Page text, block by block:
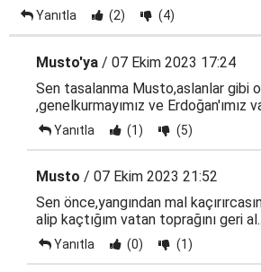
Yanıtla (2) (4)
Musto'ya / 07 Ekim 2023 17:24
Sen tasalanma Musto,aslanlar gibi
,genelkurmayımız ve Erdoğan'ımız
Yanıtla (1) (5)
Musto / 07 Ekim 2023 21:52
Sen önce,yangından mal
alip kaçtığım vatan toprağını geri al..
Yanıtla (0) (1)